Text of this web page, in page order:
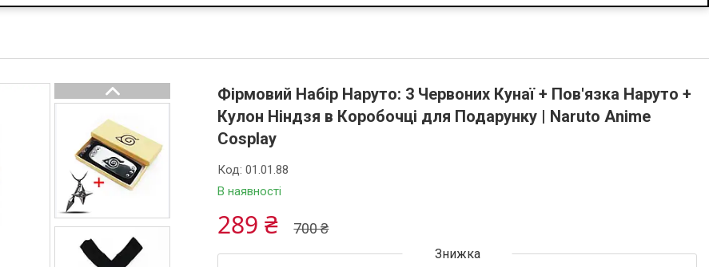
Фірмовий Набір Наруто: 3 Червоних Кунаї + Пов'язка Наруто +
Кулон Ніндзя в Коробочці для Подарунку | Naruto Anime
Cosplay
В наявності
Код:01.01.88
700 ₴
289 ₴